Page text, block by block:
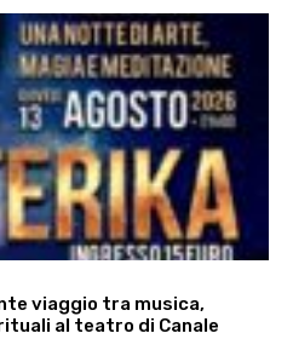
viaggio tra musica,
al teatro di Canale